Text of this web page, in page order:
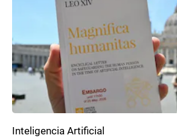
Inteligencia Artificial